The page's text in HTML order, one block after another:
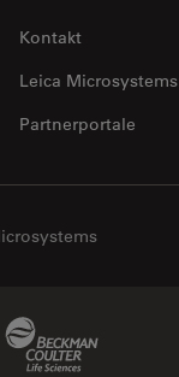
Kontakt
Leica Microsystems
Partnerportale